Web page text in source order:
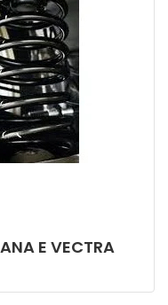
E VECTRA